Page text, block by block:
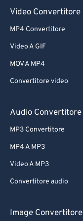
Video Convertitore
MP4 Convertitore
Video A GIF
MOV A MP4
Convertitore video
Audio Convertitore
MP3 Convertitore
MP4 A MP3
Video A MP3
Convertitore audio
Image Convertitore